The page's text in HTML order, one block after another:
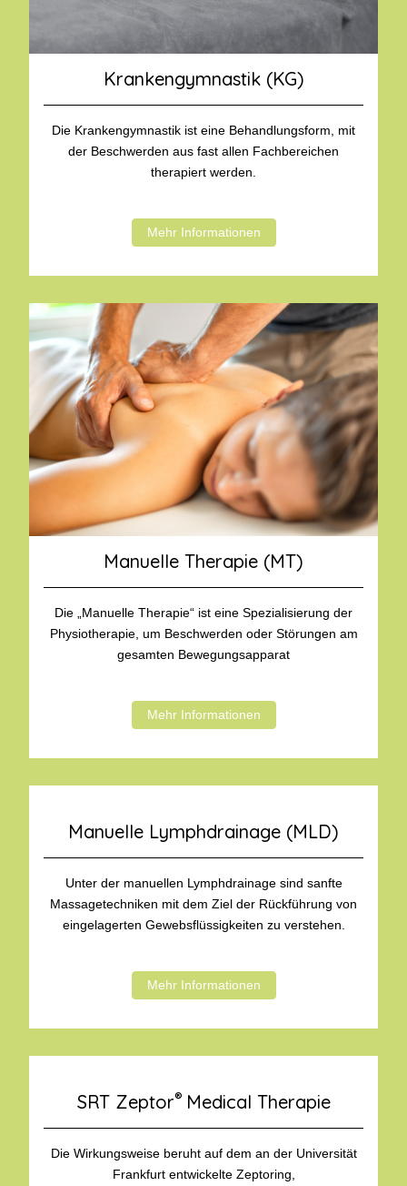
Krankengymnastik (KG)
Die Krankengymnastik ist eine Behandlungsform, mit
der Beschwerden aus fast allen Fachbereichen
therapiert werden.
Mehr Informationen
Manuelle Therapie (MT)
Die „Manuelle Therapie“ ist eine Spezialisierung der
Physiotherapie, um Beschwerden oder Störungen am
gesamten Bewegungsapparat
Mehr Informationen
Manuelle Lymphdrainage (MLD)
Unter der manuellen Lymphdrainage sind sanfte
Massagetechniken mit dem Ziel der Rückführung von
eingelagerten Gewebsflüssigkeiten zu verstehen.
Mehr Informationen
SRT Zeptor® Medical Therapie
Die Wirkungsweise beruht auf dem an der Universität
Frankfurt entwickelte Zeptoring,